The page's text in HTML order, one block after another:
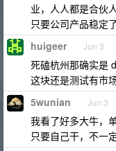
业，人人都是合伙
只要公司产品稳定
huigeer Jun 3
死磕杭州那确实是
这块还是测试有市
5wunian Jun 3
我看了好多大牛，
只要自己干，不一